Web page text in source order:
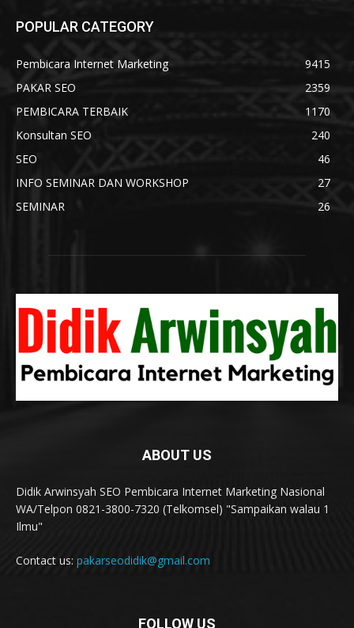
POPULAR CATEGORY
Pembicara Internet Marketing
9415
PAKAR SEO
2359
PEMBICARA TERBAIK
1170
Konsultan SEO
240
SEO
46
INFO SEMINAR DAN WORKSHOP
27
SEMINAR
26
ABOUT US
Didik Arwinsyah SEO Pembicara Internet Marketing Nasional
WA/Telpon 0821-3800-7320 (Telkomsel) "Sampaikan walau 1
Ilmu"
Contact us: pakarseodidik@gmail.com
FOLLOW US